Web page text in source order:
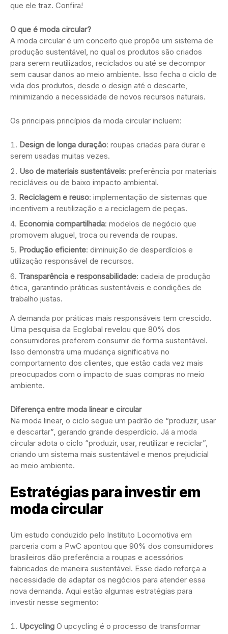
que ele traz. Confira!
O que é moda circular?
A moda circular é um conceito que propõe um sistema de
produção sustentável, no qual os produtos são criados
para serem reutilizados, reciclados ou até se decompor
sem causar danos ao meio ambiente. Isso fecha o ciclo de
vida dos produtos, desde o design até o descarte,
minimizando a necessidade de novos recursos naturais.
Os principais princípios da moda circular incluem:
Design de longa duração: roupas criadas para durar e
serem usadas muitas vezes.
Uso de materiais sustentáveis: preferência por materiais
recicláveis ou de baixo impacto ambiental.
Reciclagem e reuso: implementação de sistemas que
incentivem a reutilização e a reciclagem de peças.
Economia compartilhada: modelos de negócio que
promovem aluguel, troca ou revenda de roupas.
Produção eficiente: diminuição de desperdícios e
utilização responsável de recursos.
Transparência e responsabilidade: cadeia de produção
ética, garantindo práticas sustentáveis e condições de
trabalho justas.
A demanda por práticas mais responsáveis tem crescido.
Uma pesquisa da Ecglobal revelou que 80% dos
consumidores preferem consumir de forma sustentável.
Isso demonstra uma mudança significativa no
comportamento dos clientes, que estão cada vez mais
preocupados com o impacto de suas compras no meio
ambiente.
Diferença entre moda linear e circular
Na moda linear, o ciclo segue um padrão de “produzir, usar
e descartar”, gerando grande desperdício. Já a moda
circular adota o ciclo “produzir, usar, reutilizar e reciclar”,
criando um sistema mais sustentável e menos prejudicial
ao meio ambiente.
Estratégias para investir em
moda circular
Um estudo conduzido pelo Instituto Locomotiva em
parceria com a PwC apontou que 90% dos consumidores
brasileiros dão preferência a roupas e acessórios
fabricados de maneira sustentável. Esse dado reforça a
necessidade de adaptar os negócios para atender essa
nova demanda. Aqui estão algumas estratégias para
investir nesse segmento:
Upcycling O upcycling é o processo de transformar